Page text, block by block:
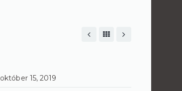
október 15, 2019